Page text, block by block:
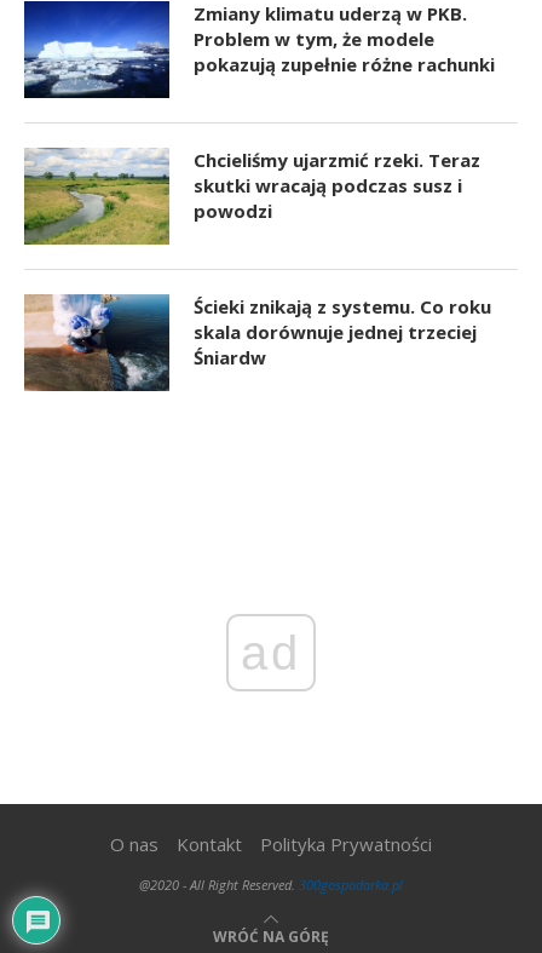
Zmiany klimatu uderzą w PKB.
Problem w tym, że modele
pokazują zupełnie różne rachunki
Chcieliśmy ujarzmić rzeki. Teraz
skutki wracają podczas susz i
powodzi
Ścieki znikają z systemu. Co roku
skala dorównuje jednej trzeciej
Śniardw
ad
O nas Kontakt Polityka Prywatności
@2020 - All Right Reserved. 300gospodarka.pl
WRÓĆ NA GÓRĘ